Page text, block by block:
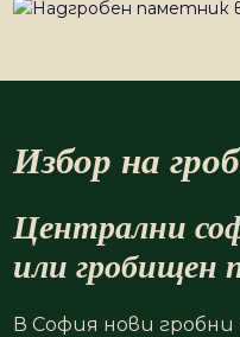
Избор на
Централни
или гробищен
В София нови